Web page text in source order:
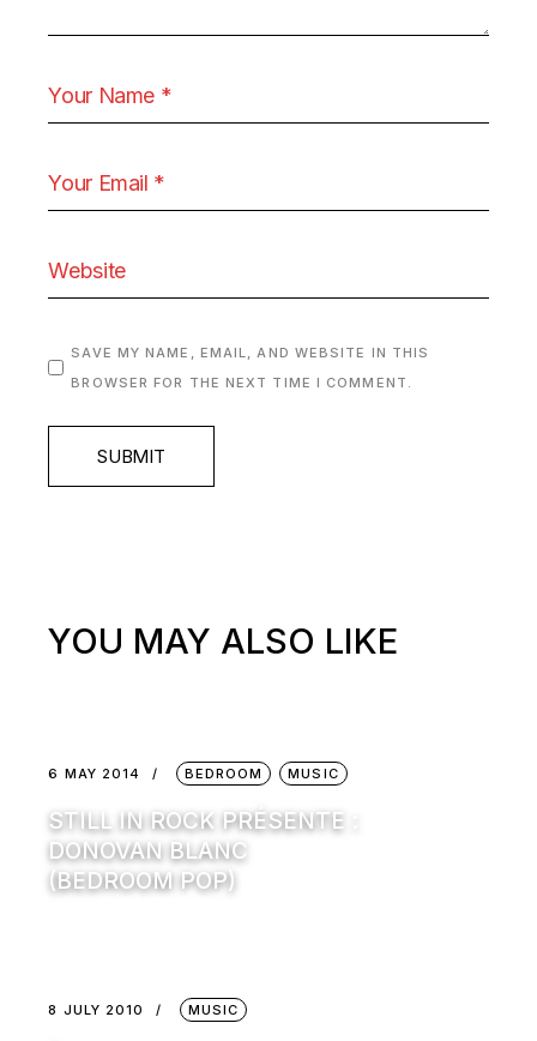
SAVE MY NAME, EMAIL, AND WEBSITE IN THIS
BROWSER FOR THE NEXT TIME I COMMENT.
SUBMIT
YOU MAY ALSO LIKE
6 MAY 2014 BEDROOM MUSIC
STILL IN ROCK PRÉSENTE :
DONOVAN BLANC
(BEDROOM POP)
8 JULY 2010 MUSIC